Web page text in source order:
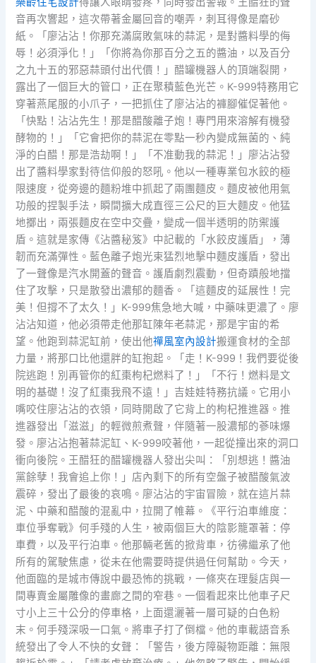
音再次響起，這次帶著金屬回音的嘲弄，刺耳得像是磨砂
紙。「廖沾沾！你那充滿腐敗氣味的蒜泥，是對醬料學的侮
辱！必須淨化！」「你將為你那百分之五的醬油，以及百分
之九十五的邪惡蒜頭付出代價！」醋罐機器人的頂端裂開，
露出了一個巨大的管口，正在聚積藍色光芒。K-999特務用它
穿著燕尾服的小爪子，一把抓住了廖沾沾的褲腳催促著他。
「快點！沾沾先生！那是醋酸離子炮！專門用來溶解有機發
酵物的！」「它會把你的蒜泥在零點一秒內變成無菌的、純
淨的白醋！那是浩劫啊！」「不准動我的蒜泥！」廖沾沾發
出了醬料學家對待信仰般的怒吼。他以一種專業包水餃的極
限速度，從旁邊的麵粉堆中抓起了兩團麵皮。麵皮被他用氣
功般的捏製手法，瞬間擴大成直徑三公尺的巨大麵皮。他猛
地擲出，兩張麵皮在空中交疊，變成一個半透明的防禦護
盾。這就是家傳《沾醬秘笈》中記載的「水餃皮護盾」，薄
韌而充滿彈性。藍色離子炮光束猛烈地擊中麵皮護盾，發出
了一聲像是汽水開蓋的聲音。護盾劇烈震動，但奇蹟般地擋
住了攻擊，只是散發出濃郁的麵香。「這麵皮的延展性！完
美！但撐不了太久！」K-999焦急地大喊，中藥味更濃了。廖
沾沾知道，他必須帶走他那缸陳年老蒜泥，那是宇宙的希
望。他跑到蒜泥缸前，使出他禪風室內設計搬運食材的全部
力量，將那口比他還胖的缸抱起。「走！K-999！我們要從後
院逃跑！別再管你的紅棗枸杞燃料了！」「不行！燃料是文
明的基礎！沒了紅棗我飛不遠！」吉娃娃特務抗議。它用小
嘴咬住廖沾沾的衣領，同時開啟了它背上的枸杞推進器。推
進器發出「滋滋」的輕微煎煮聲，伴隨著一股濃郁的蔘味爆
發。廖沾沾抱著蒜泥缸、K-999咬著他，一起從撞出來的洞口
衝向後院。王醋狂的醋罐機器人發出尖叫：「別想逃！醬油
黨餘孽！我會追上你！」店內剩下的所有空盤子被醋酸氣波
震碎，發出了最後的哀鳴。廖沾沾的宇宙冒險，就在這片蒜
泥、中藥和醋酸的混亂中，拉開了帷幕。《平行泊車維度：
車位爭奪戰》何手殘的人生，被兩個巨大的陰影籠罩著：停
車費，以及平行泊車。他那輛老舊的掀背車，彷彿繼承了他
所有的駕駛焦慮，從未在他需要時提供過任何幫助。今天，
他面臨的是城市傳說中最恐怖的挑戰，一條夾在理髮店與一
間專賣金屬雕像的畫廊之間的窄巷。一個看起來比他車子尺
寸小上三十公分的停車格，上面還灑著一層可疑的白色粉
末。何手殘深吸一口氣。將車子打了倒檔。他的車載語音系
統發出了令人不快的女聲：「警告，後方障礙物距離：無限